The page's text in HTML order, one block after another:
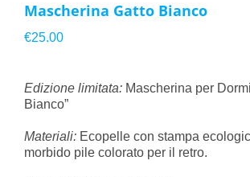
Mascherina Gatto Bianco
€25.00
Edizione limitata: Mascherina per
Bianco”
Materiali: Ecopelle con stampa
morbido pile colorato per il retro.